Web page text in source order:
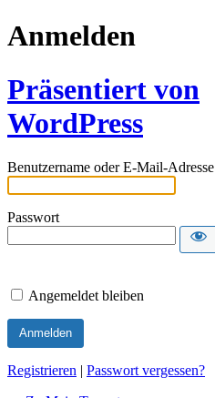
Anmelden
Präsentiert von
WordPress
Benutzername oder E-Mail-Adresse
Passwort
Angemeldet bleiben
Registrieren | Passwort vergessen?